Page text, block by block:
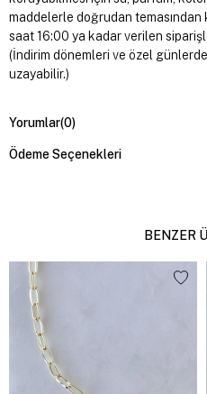
maddelerle doğrudan temasından
saat 16:00 ya kadar verilen
(İndirim dönemleri ve özel
uzayabilir.)
Yorumlar(0)
Ödeme Seçenekleri
BENZER